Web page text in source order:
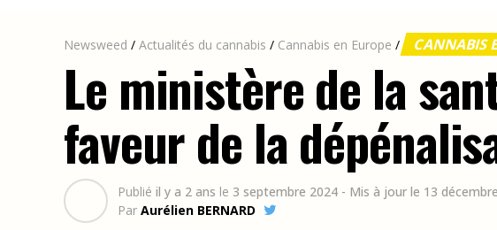
Newsweed / Actualités du cannabis / Cannabis en Europe / CANNABIS
Le ministère de la
faveur de la
Publié il y a 2 ans le 3 septembre 2024 - Mis à jour le 13
Par Aurélien BERNARD